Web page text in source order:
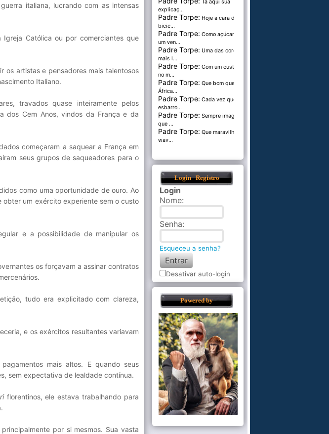
italiana, lucrando com as intensas
Católica ou por comerciantes que
os artistas e pensadores mais talentosos
Italiano.
travados quase inteiramente pelos
dos Cem Anos, vindos da França e da
começaram a saquear a França em
seus grupos de saqueadores para o
como uma oportunidade de ouro. Ao
obter um exército experiente sem o custo
e a possibilidade de manipular os
os forçavam a assinar contratos
tudo era explicitado com clareza,
e os exércitos resultantes variavam
mais altos. E quando seus
sem expectativa de lealdade contínua.
florentinos, ele estava trabalhando para
por si mesmos. Sua vasta
Tá aqui sua
explicaç...
Padre Torpe: Hoje a cara de
bicic...
Padre Torpe: Como açúcar é
um ven...
Padre Torpe: Uma das cores
mais l...
Padre Torpe: Com um custo de
no m...
Padre Torpe: Que bom que a
África...
Padre Torpe: Cada vez que
esbarro...
Padre Torpe: Sempre imaginei
que ...
Padre Torpe: Que maravilha de
wav...
Login Registro
Login
Nome:
Senha:
Esqueceu a senha?
Desativar auto-login
Powered by